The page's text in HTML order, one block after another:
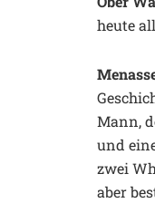
heute
Mann,
und
zwei
aber